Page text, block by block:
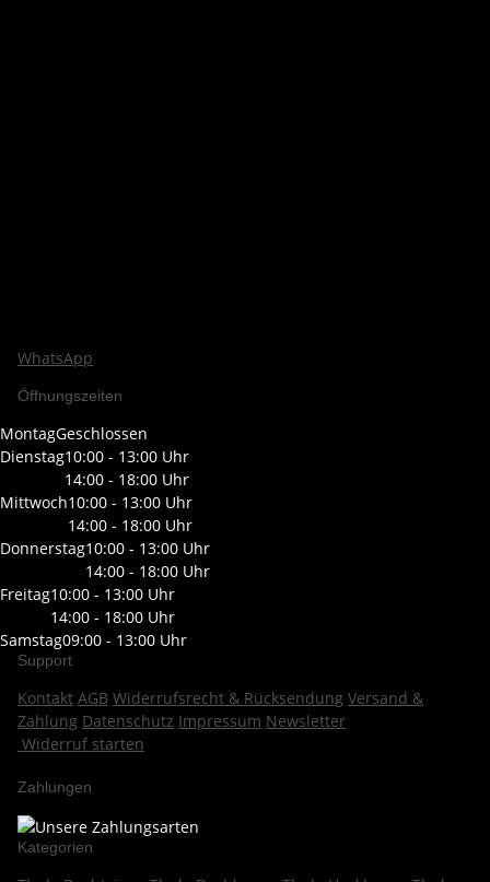
WhatsApp
Öffnungszeiten
MontagGeschlossen
Dienstag10:00 - 13:00 Uhr
14:00 - 18:00 Uhr
Mittwoch10:00 - 13:00 Uhr
14:00 - 18:00 Uhr
Donnerstag10:00 - 13:00 Uhr
14:00 - 18:00 Uhr
Freitag10:00 - 13:00 Uhr
14:00 - 18:00 Uhr
Samstag09:00 - 13:00 Uhr
Support
Kontakt AGB Widerrufsrecht & Rücksendung Versand &
Zahlung Datenschutz Impressum Newsletter
Widerruf starten
Zahlungen
Kategorien